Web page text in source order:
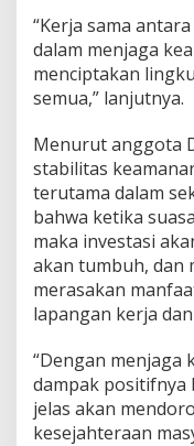
“Kerja sama
dalam menjaga
menciptakan
semua,” lanjutnya.
Menurut anggota
stabilitas
terutama dalam
bahwa ketika
maka investasi
akan tumbuh, dan
merasakan
lapangan kerja
“Dengan menjaga
dampak positifnya
jelas akan
kesejahteraan